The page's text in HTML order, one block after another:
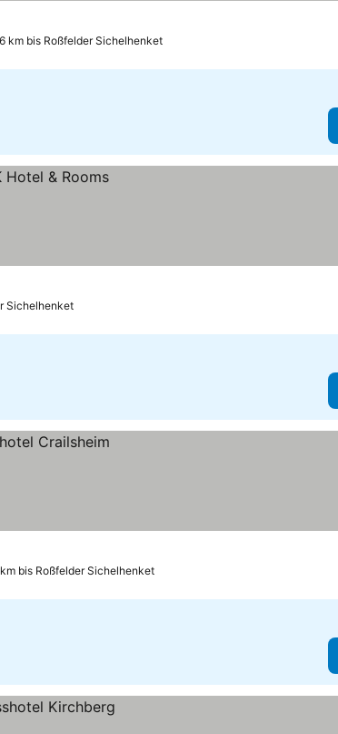
km bis Roßfelder Sichelhenket
Sichelhenket
bis Roßfelder Sichelhenket